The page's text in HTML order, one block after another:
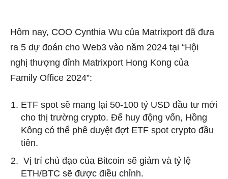
Hôm nay, COO Cynthia Wu của Matrixport đã đưa
ra 5 dự đoán cho Web3 vào năm 2024 tại “Hội
nghị thượng đỉnh Matrixport Hong Kong của
Family Office 2024”:
ETF spot sẽ mang lại 50-100 tỷ USD đầu tư mới
cho thị trường crypto. Để huy động vốn, Hồng
Kông có thể phê duyệt đợt ETF spot crypto đầu
tiên.
Vị trí chủ đạo của Bitcoin sẽ giảm và tỷ lệ
ETH/BTC sẽ được điều chỉnh.